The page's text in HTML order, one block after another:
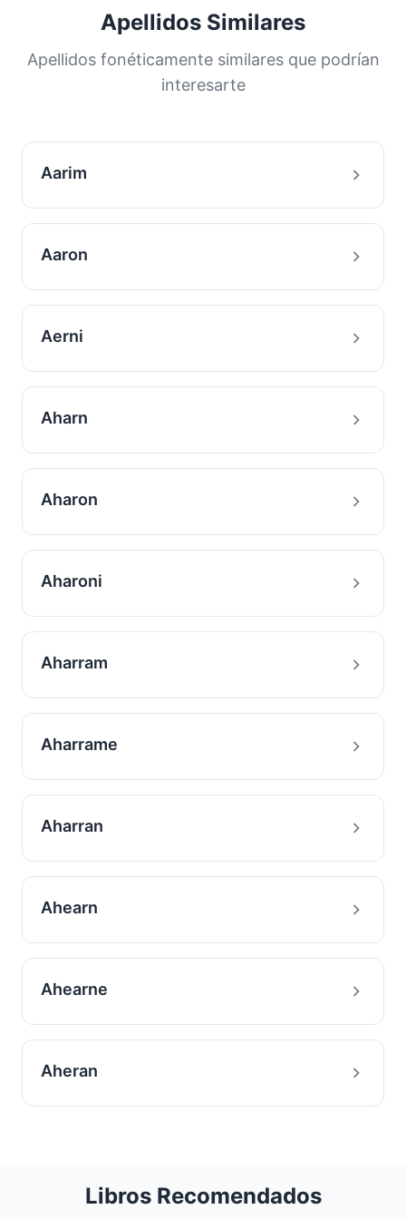
una gran proporción de la población. Esta
distribución nos ayuda a comprender los
orígenes y la historia migratoria de las familias
Apellidos Similares
Apellidos fonéticamente similares que podrían
interesarte
Aarim
Aaron
Aerni
Aharn
Aharon
Aharoni
Aharram
Aharrame
Aharran
Ahearn
Ahearne
Aheran
Libros Recomendados